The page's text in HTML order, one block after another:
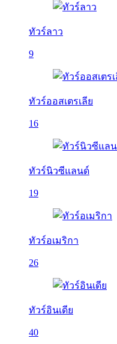
ทัวร์ลาว
9
ทัวร์ออสเตรเลีย
16
ทัวร์นิวซีแลนด์
19
ทัวร์อเมริกา
26
ทัวร์อินเดีย
40